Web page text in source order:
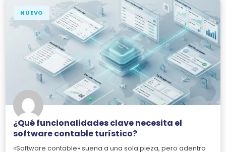
NUEVO
¿Qué funcionalidades clave necesita el
software contable turístico?
«Software contable» suena a una sola pieza, pero adentro